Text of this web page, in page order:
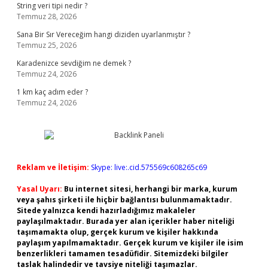
String veri tipi nedir ?
Temmuz 28, 2026
Sana Bir Sır Vereceğim hangi diziden uyarlanmıştır ?
Temmuz 25, 2026
Karadenizce sevdiğim ne demek ?
Temmuz 24, 2026
1 km kaç adım eder ?
Temmuz 24, 2026
Reklam ve İletişim: Skype: live:.cid.575569c608265c69
Yasal Uyarı: Bu internet sitesi, herhangi bir marka, kurum
veya şahıs şirketi ile hiçbir bağlantısı bulunmamaktadır.
Sitede yalnızca kendi hazırladığımız makaleler
paylaşılmaktadır. Burada yer alan içerikler haber niteliği
taşımamakta olup, gerçek kurum ve kişiler hakkında
paylaşım yapılmamaktadır. Gerçek kurum ve kişiler ile isim
benzerlikleri tamamen tesadüfidir. Sitemizdeki bilgiler
taslak halindedir ve tavsiye niteliği taşımazlar.